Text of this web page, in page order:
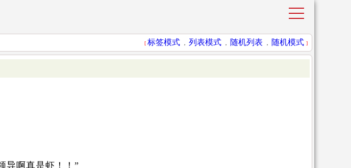
[ 标签模式 ， 列表模式 ， 随机列表 ， 随机模式 ]
啊真是虾！！”